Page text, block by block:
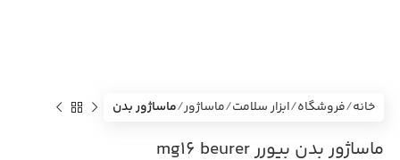
خانه فروشگاه ابزار سلامت ماساژور ماساژور بدن
ماساژور بدن بیورر mg16 beurer